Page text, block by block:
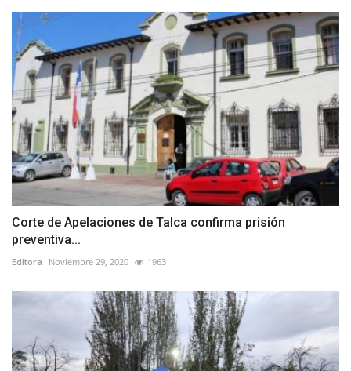
Corte de Apelaciones de Talca confirma prisión
preventiva...
Editora Noviembre 29, 2020 1963